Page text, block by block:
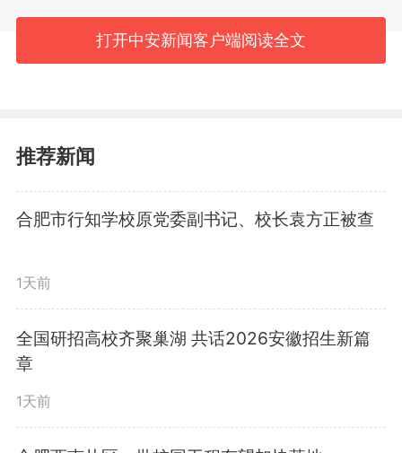
版权声明：未经许可禁止以任何形式转载
打开中安新闻客户端阅读全文
推荐新闻
合肥市行知学校原党委副书记、校长袁方正被查
1天前
全国研招高校齐聚巢湖 共话2026安徽招生新篇
章
1天前